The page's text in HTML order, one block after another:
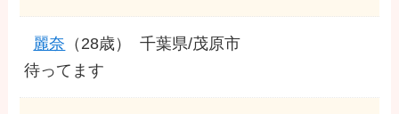
麗奈 （28歳）
千葉県/茂原市
待ってます